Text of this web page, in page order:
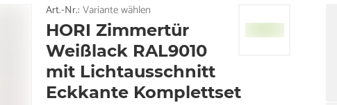
Art.-Nr.: Variante wählen
HORI Zimmertür
Weißlack RAL9010
mit Lichtausschnitt
Eckkante Komplettset